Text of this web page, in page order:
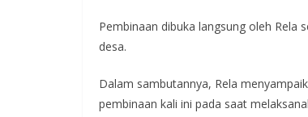
Pembinaan dibuka langsung oleh Rela
desa.
Dalam sambutannya, Rela
pembinaan kali ini pada saat